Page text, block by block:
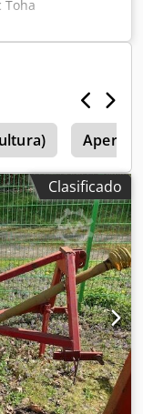
Toha
Aperos
Clasificado